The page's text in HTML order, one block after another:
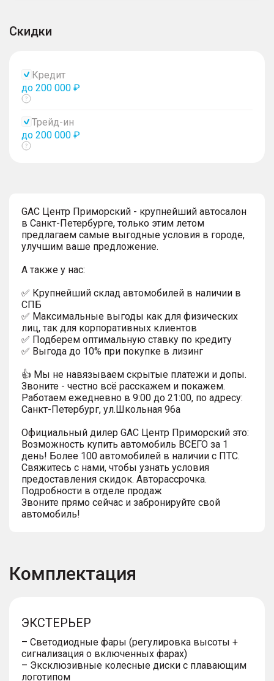
Скидки
Кредит
до 200 000 ₽
Показать
Трейд-ин
до 200 000 ₽
Показать
GAC Центр Приморский - крупнейший автосалон
в Санкт-Петербурге, только этим летом
предлагаем самые выгодные условия в городе,
улучшим ваше предложение.
А также у нас:
✅ Крупнейший склад автомобилей в наличии в
СПБ
✅ Максимальные выгоды как для физических
лиц, так для корпоративных клиентов
✅ Подберем оптимальную ставку по кредиту
✅ Выгода до 10% при покупке в лизинг
👍 Мы не навязываем скрытые платежи и допы.
Звоните - честно всё расскажем и покажем.
Работаем ежедневно в 9:00 до 21:00, по адресу:
Санкт-Петербург, ул.Школьная 96а
Официальный дилер GАС Центр Приморский это:
Возможность купить автомобиль ВСЕГО за 1
день! Более 100 автомобилей в наличии с ПТС.
Свяжитесь с нами, чтобы узнать условия
предоставления скидок. Авторассрочка.
Подробности в отделе продаж
Звоните прямо сейчас и забронируйте свой
автомобиль!
Комплектация
ЭКСТЕРЬЕР
– Светодиодные фары (регулировка высоты +
сигнализация о включенных фарах)
– Эксклюзивные колесные диски с плавающим
логотипом